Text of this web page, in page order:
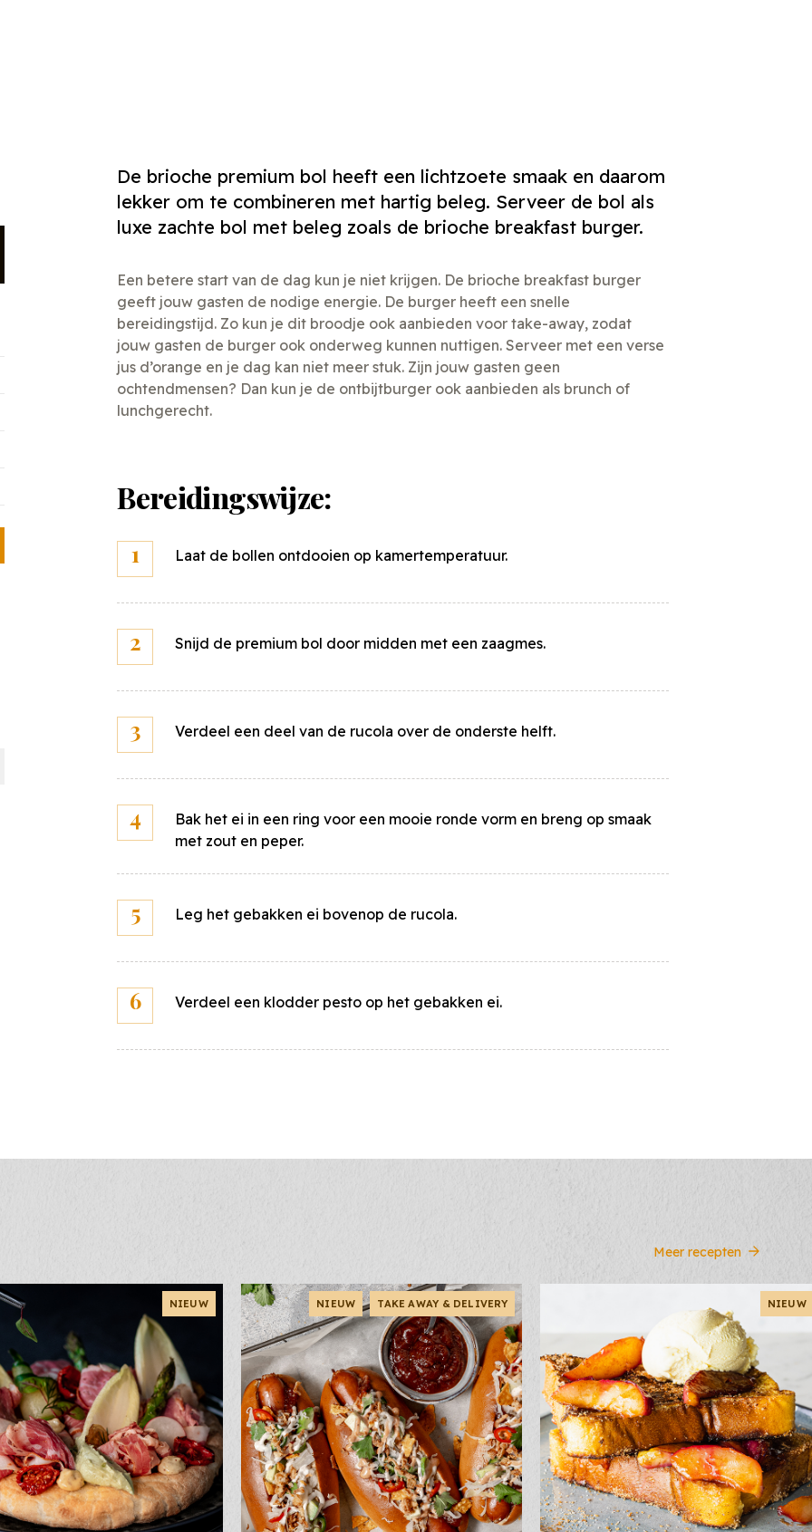
Bereken de kostprijs
onderstaand jouw eigen prijzen in voor de ingrediënten en bereken
snel en eenvoudig jouw persoonlijke kostprijs voor dit gerecht.
Luxe kadet Prijs per stuks
Rucola
10 gr Peper
De brioche premium bol heeft een lichtzoete smaak en daarom
lekker om te combineren met hartig beleg. Serveer de bol als
luxe zachte bol met beleg zoals de brioche breakfast burger.
Een betere start van de dag kun je niet krijgen. De brioche breakfast burger
geeft jouw gasten de nodige energie. De burger heeft een snelle
bereidingstijd. Zo kun je dit broodje ook aanbieden voor take-away, zodat
jouw gasten de burger ook onderweg kunnen nuttigen. Serveer met een verse
jus d’orange en je dag kan niet meer stuk. Zijn jouw gasten geen
ochtendmensen? Dan kun je de ontbijtburger ook aanbieden als brunch of
lunchgerecht.
Bereidingswijze:
Laat de bollen ontdooien op kamertemperatuur.
Snijd de premium bol door midden met een zaagmes.
Verdeel een deel van de rucola over de onderste helft.
Bak het ei in een ring voor een mooie ronde vorm en breng op smaak
met zout en peper.
Leg het gebakken ei bovenop de rucola.
Verdeel een klodder pesto op het gebakken ei.
Meer recepten
NIEUW NIEUW TAKE AWAY & DELIVERY NIEUW